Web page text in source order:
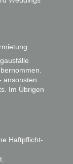
ansonsten
Im Übrigen
Haftpflicht-